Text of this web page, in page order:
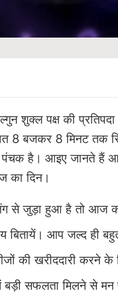
शुक्ल पक्ष की प्रतिपदा
बजकर 8 मिनट तक
है। आइए जानते हैं
का दिन।
से जुड़ा हुआ है तो आज
बितायें। आप जल्द ही
खरीददारी करने के
सफलता मिलने से मन